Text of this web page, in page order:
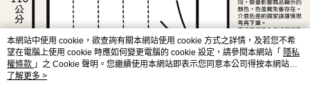
※ 交易是否成功請以「AFTEE先享後付 」之結帳頁面顯示為準，若有關於
是否繳費成功／繳費後需取消欲退款等相關疑問，請聯繫「AFTEE先享後付
【注意事項】
１．透過由恩沛科技股份有限公司提供之「AFTEE先享後付」服務完成之交
易，需依本服務之必要範圍內提供個人資料，並將交易相關給付款項請求債
離島宅配
每筆NT$240
本網站中使用 cookie，欲查詢有關本網站使用 cookie 方式之詳情，及若您不希
望在電腦上使用 cookie 時應如何變更電腦的 cookie 設定，請參閱本網站「 隱私
權條款 」之 Cookie 聲明。您繼續使用本網站即表示您同意本公司得按本網站使
用條款之 Cookie 聲明使用 cookie。
了解更多 >